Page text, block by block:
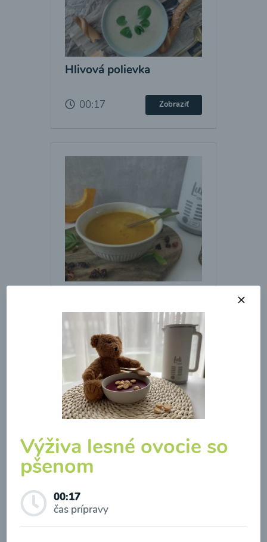
Hlivová polievka
00:17 Zobraziť
00:17 Zobraziť
Výživa lesné ovocie so
pšenom
00:17
čas prípravy
Odoslaním registrácie na Newsletter súhlasím so
spracovaním osobných údajov pre účely